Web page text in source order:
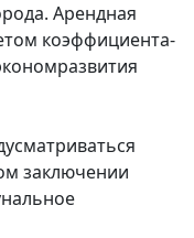
Арендная
коэффициента-
заключении